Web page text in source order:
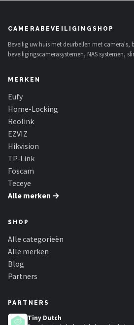
CAMERABEVEILIGINGSHOP
Beveilig uw huis met deurbellen met camera's,
beveiligingscamerasystemen, NAS systemen,
MERKEN
Eufy
Home-Locking
Reolink
EZVIZ
Hikvision
TP-Link
Foscam
Teceye
Alle merken →
SHOP
Alle categorieën
Alle merken
Blog
Partners
PARTNERS
Tiny Dutch